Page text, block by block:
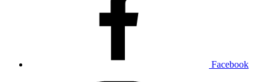
Facebook